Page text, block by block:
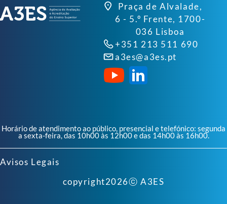
Praça de Alvalade,
6 - 5.º Frente, 1700-
036 Lisboa
+351 213 511 690
a3es@a3es.pt
Horário de atendimento ao público, presencial e telefónico: segunda
a sexta-feira, das 10h00 às 12h00 e das 14h00 às 16h00.
Avisos Legais
copyright2026ⓒ A3ES